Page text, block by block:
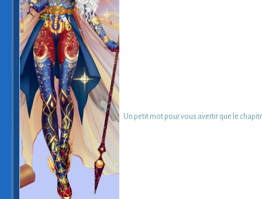
Un petit mot pour vous avertir que le